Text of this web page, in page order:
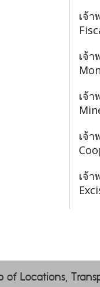
เจ้
เจ้า
เจ้
เจ้
เจ้
of Locations,